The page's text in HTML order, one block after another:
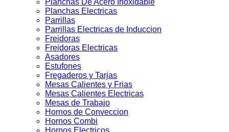
Planchas De Acero Inoxidable
Planchas Electricas
Parrillas
Parrillas Electricas de Induccion
Freidoras
Freidoras Electricas
Asadores
Estufones
Fregaderos y Tarjas
Mesas Calientes y Frias
Mesas Calientes Electricas
Mesas de Trabajo
Hornos de Conveccion
Hornos Combi
Hornos Electricos